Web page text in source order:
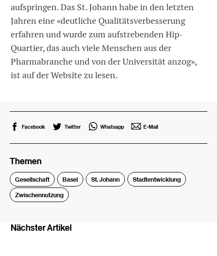
aufspringen. Das St. Johann habe in den letzten
Jahren eine «deutliche Qualitätsverbesserung
erfahren und wurde zum aufstrebenden Hip-
Quartier, das auch viele Menschen aus der
Pharmabranche und von der Universität anzog»,
ist auf der Website zu lesen.
Facebook Twitter Whatsapp E-Mail
Themen
Gesellschaft Basel St. Johann
Stadtentwicklung
Zwischennutzung
Nächster Artikel